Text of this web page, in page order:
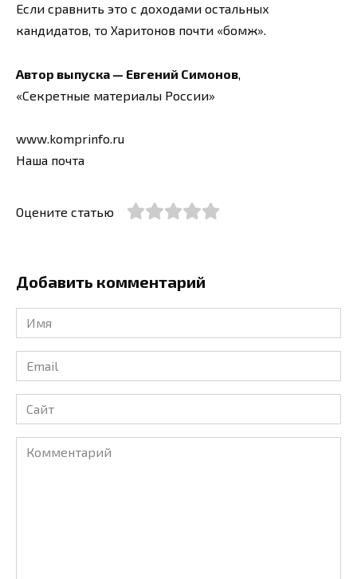
Если сравнить это с доходами остальных
кандидатов, то Харитонов почти «бомж».
Автор выпуска — Евгений Симонов
«Секретные материалы России»
www.komprinfo.ru
Наша почта
Оцените статью
Добавить комментарий
Имя
*
Email
*
Сайт
Комментарий